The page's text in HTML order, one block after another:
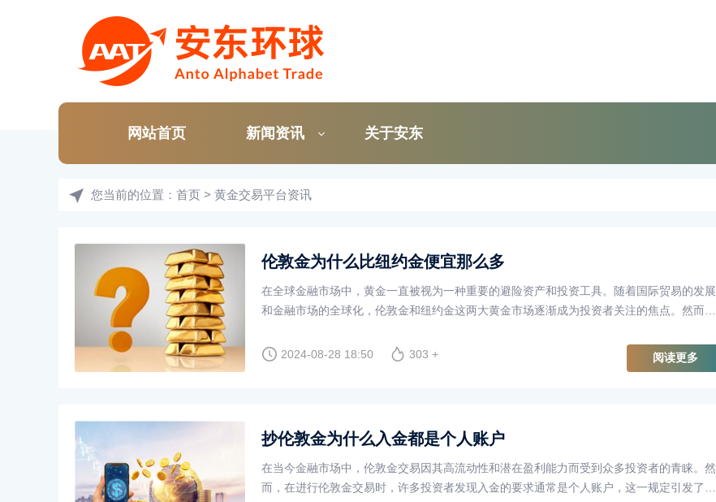
网站首页 新闻资讯 关于安东
您当前的位置： 首页 > 黄金交易平台资讯
伦敦金为什么比纽约金便宜那么多
在全球金融市场中，黄金一直被视为一种重要的避险资产和投资工具。随着国际贸易的发展
和金融市场的全球化，伦敦金和纽约金这两大黄金市场逐渐成为投资者关注的焦点。然而，
样的原因呢？
2024-08-28 18:50 303 + 阅读更多
抄伦敦金为什么入金都是个人账户
在当今金融市场中，伦敦金交易因其高流动性和潜在盈利能力而受到众多投资者的青睐。然
而，在进行伦敦金交易时，许多投资者发现入金的要求通常是个人账户，这一规定引发了不